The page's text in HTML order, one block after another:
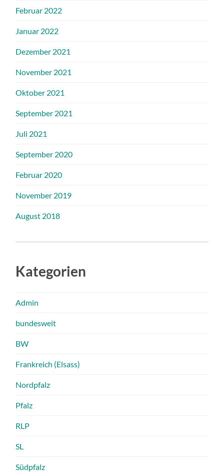
Februar 2022
Januar 2022
Dezember 2021
November 2021
Oktober 2021
September 2021
Juli 2021
September 2020
Februar 2020
November 2019
August 2018
Kategorien
Admin
bundesweit
BW
Frankreich (Elsass)
Nordpfalz
Pfalz
RLP
SL
Südpfalz